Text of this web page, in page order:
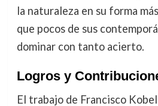
la naturaleza en su forma
que pocos de sus
dominar con tanto acierto.
Logros y
El trabajo de Francisco